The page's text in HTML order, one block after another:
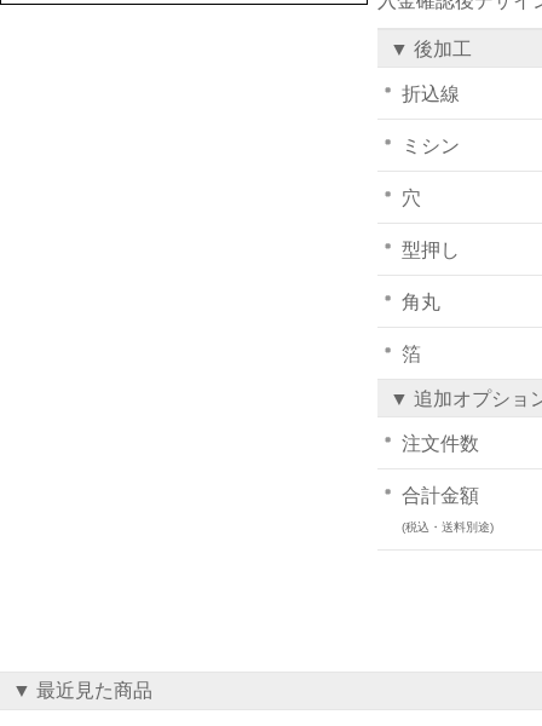
▼ 後加工
折込線
ミシン
穴
型押し
角丸
箔
▼ 追加オプショ
注文件数
合計金額
(税込・送料別途)
▼ 最近見た商品